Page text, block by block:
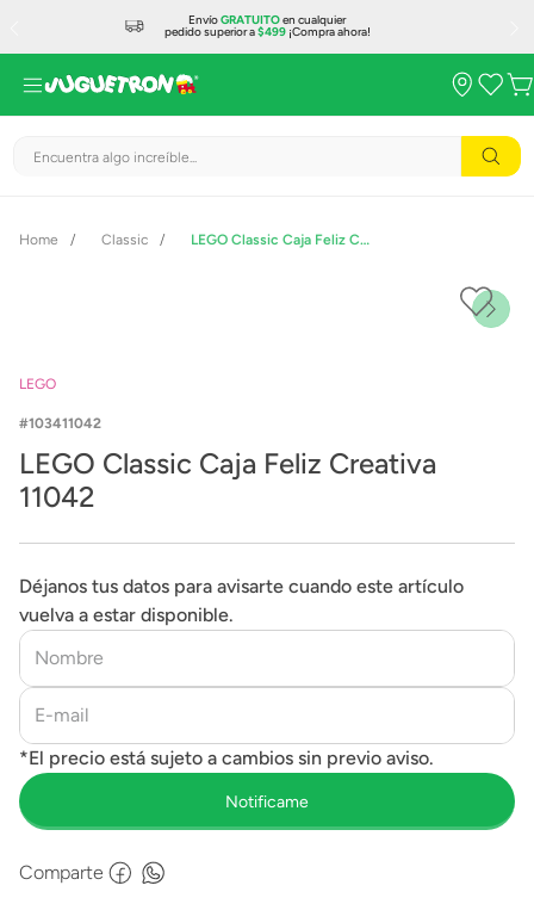
EnvíoGRATUITOen cualquier
pedido superior a$499¡Compra ahora!
Encuentra algo increíble...
Classic LEGO Classic Caja Feliz Creativa 11042
LEGO
103411042
LEGO Classic Caja Feliz Creativa
11042
Déjanos tus datos para avisarte cuando este artículo
vuelva a estar disponible.
Comparte